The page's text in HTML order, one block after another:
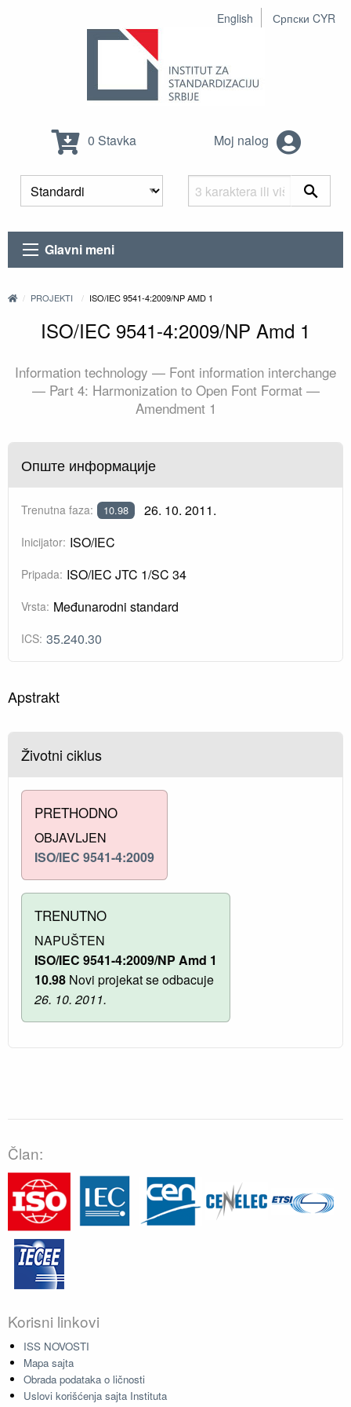
English Српски CYR
0 Stavka Moj nalog
Glavni meni
PROJEKTI ISO/IEC 9541-4:2009/NP AMD 1
ISO/IEC 9541-4:2009/NP Amd 1
Information technology — Font information interchange
— Part 4: Harmonization to Open Font Format —
Amendment 1
Опште информације
Trenutna faza: 10.98 26. 10. 2011.
Inicijator: ISO/IEC
Pripada: ISO/IEC JTC 1/SC 34
Vrsta: Međunarodni standard
ICS: 35.240.30
Apstrakt
Životni ciklus
PRETHODNO
OBJAVLJEN
ISO/IEC 9541-4:2009
TRENUTNO
NAPUŠTEN
ISO/IEC 9541-4:2009/NP Amd 1
10.98 Novi projekat se odbacuje
26. 10. 2011.
Član:
Korisni linkovi
ISS NOVOSTI
Mapa sajta
Obrada podataka o ličnosti
Uslovi korišćenja sajta Instituta